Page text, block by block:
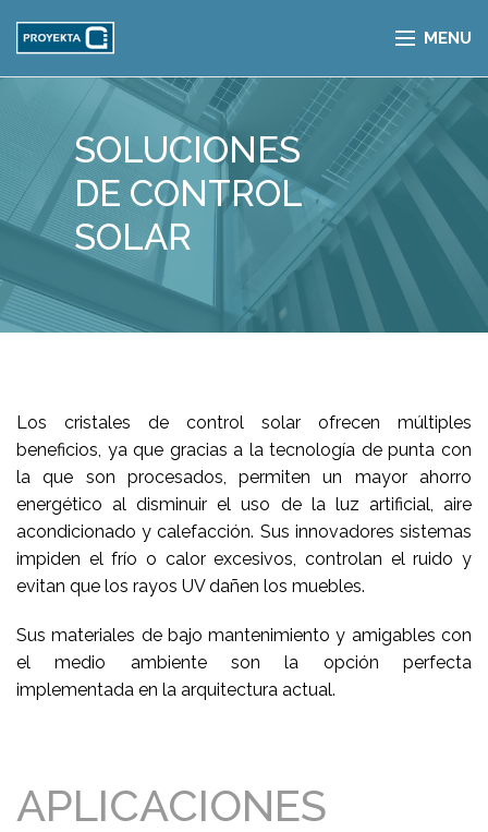
MENU
SOLUCIONES
DE CONTROL
SOLAR
Los cristales de control solar ofrecen múltiples
beneficios, ya que gracias a la tecnología de punta con
la que son procesados, permiten un mayor ahorro
energético al disminuir el uso de la luz artificial, aire
acondicionado y calefacción. Sus innovadores sistemas
impiden el frío o calor excesivos, controlan el ruido y
evitan que los rayos UV dañen los muebles.
Sus materiales de bajo mantenimiento y amigables con
el medio ambiente son la opción perfecta
implementada en la arquitectura actual.
APLICACIONES